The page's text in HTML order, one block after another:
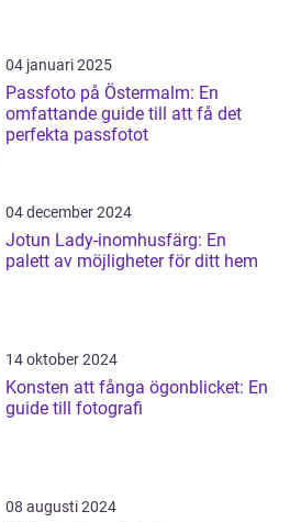
04 januari 2025
Passfoto på Östermalm: En
omfattande guide till att få det
perfekta passfotot
04 december 2024
Jotun Lady-inomhusfärg: En
palett av möjligheter för ditt hem
14 oktober 2024
Konsten att fånga ögonblicket: En
guide till fotografi
08 augusti 2024